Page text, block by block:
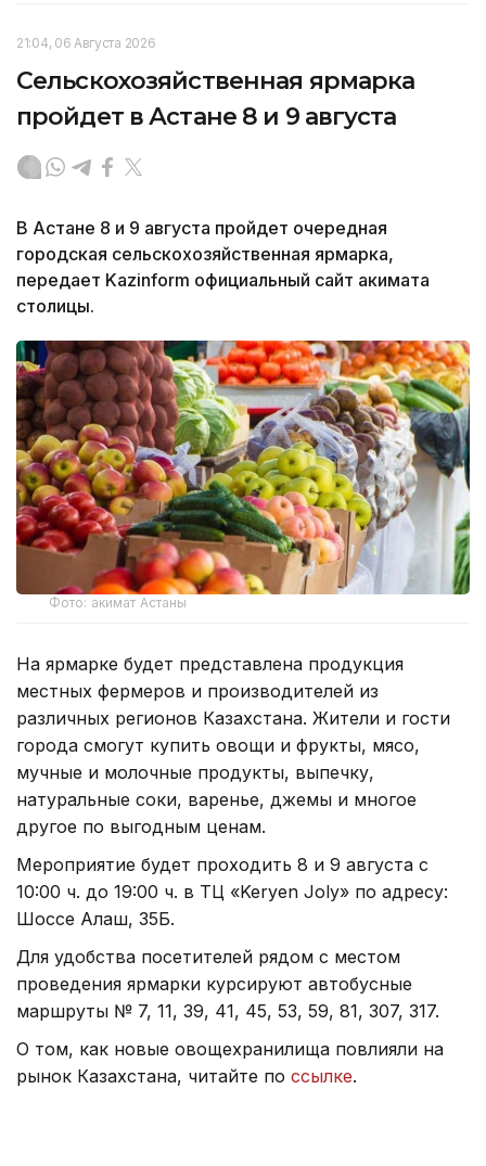
21:04, 06 Августа 2026
Сельскохозяйственная ярмарка
пройдет в Астане 8 и 9 августа
В Астане 8 и 9 августа пройдет очередная
городская сельскохозяйственная ярмарка,
передает Kazinform официальный сайт акимата
столицы.
Фото: акимат Астаны
На ярмарке будет представлена продукция
местных фермеров и производителей из
различных регионов Казахстана. Жители и гости
города смогут купить овощи и фрукты, мясо,
мучные и молочные продукты, выпечку,
натуральные соки, варенье, джемы и многое
другое по выгодным ценам.
Мероприятие будет проходить 8 и 9 августа с
10:00 ч. до 19:00 ч. в ТЦ «Keryen Joly» по адресу:
Шоссе Алаш, 35Б.
Для удобства посетителей рядом с местом
проведения ярмарки курсируют автобусные
маршруты № 7, 11, 39, 41, 45, 53, 59, 81, 307, 317.
О том, как новые овощехранилища повлияли на
рынок Казахстана, читайте по ссылке.